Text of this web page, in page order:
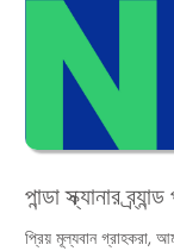
পান্ডা স্ক্যানার
প্রিয় মূল্যবান গ্রাহকরা,